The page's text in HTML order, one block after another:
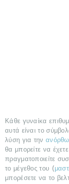
Κάθε γυναίκα
αυτά είναι το
λύση για την
θα μπορείτε να
πραγματοποιείτε
το μέγεθος του (
μπορέσετε να το